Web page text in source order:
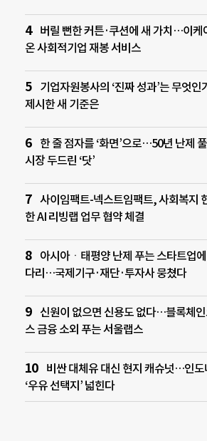
버릴 뻔한 커튼·쿠션에 새 가치…이케
온 사회적기업 재봉 서비스
기업자원봉사의 ‘진짜 성과’는 무엇
제시한 새 기준은
한 줄 점자를 ‘화면’으로…50년 난제
시장 두드린 ‘닷’
사이임팩트-넥스트임팩트, 사회복지
한 AI 리빙랩 업무 협약 체결
아시아ㆍ태평양 난제 푸는 스타트업
다리…국제기구·재단·투자사 뭉쳤다
신원이 없으면 신용도 없다…블록체
스 금융 소외 푸는 서울랩스
비싼 대체유 대신 현지 캐슈넛…인도
‘우유 선택지’ 넓힌다